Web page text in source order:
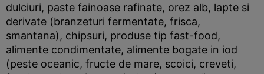
dulciuri, paste fainoase rafinate, orez alb, lapte si
derivate (branzeturi fermentate, frisca,
smantana), chipsuri, produse tip fast-food,
alimente condimentate, alimente bogate in iod
(peste oceanic, fructe de mare, scoici, creveti,